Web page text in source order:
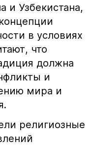
и Узбекистана,
в условиях
что
должна
и
мира и
религиозные